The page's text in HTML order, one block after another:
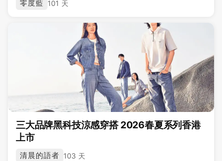
零度藍 101 天
三大品牌黑科技涼感穿搭 2026春夏系列香港
上市
清晨的語者 103 天